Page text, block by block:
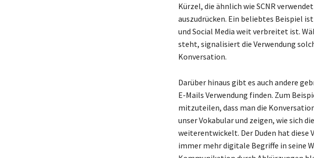
Kürzel, die ähnlich wie SCNR
auszudrücken. Ein beliebtes Beispiel
und Social Media weit verbreitet ist.
steht, signalisiert die Verwendung
Konversation.
Darüber hinaus gibt es auch andere
E-Mails Verwendung finden. Zum
mitzuteilen, dass man die
unser Vokabular und zeigen, wie sich
weiterentwickelt. Der Duden hat
immer mehr digitale Begriffe in seine